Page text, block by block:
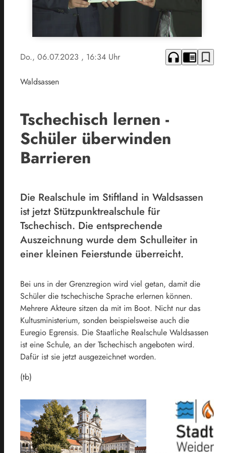
Do., 06.07.2023 , 16:34 Uhr headphones chrome_reader_mode bookmark_border
Waldsassen
Tschechisch lernen -
Schüler überwinden
Barrieren
Die Realschule im Stiftland in Waldsassen
ist jetzt Stützpunktrealschule für
Tschechisch. Die entsprechende
Auszeichnung wurde dem Schulleiter in
einer kleinen Feierstunde überreicht.
Bei uns in der Grenzregion wird viel getan, damit die
Schüler die tschechische Sprache erlernen können.
Mehrere Akteure sitzen da mit im Boot. Nicht nur das
Kultusministerium, sonden beispielsweise auch die
Euregio Egrensis. Die Staatliche Realschule Waldsassen
ist eine Schule, an der Tschechisch angeboten wird.
Dafür ist sie jetzt ausgezeichnet worden.
(tb)